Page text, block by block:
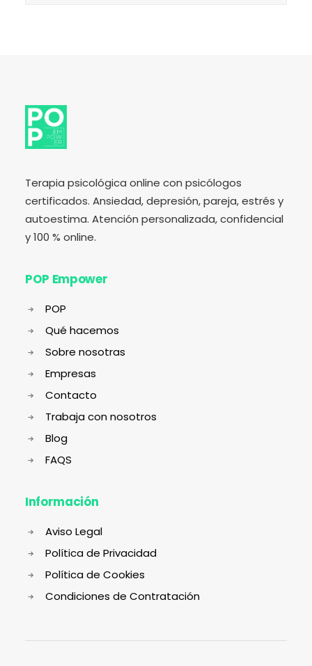
Terapia psicológica online con psicólogos
certificados. Ansiedad, depresión, pareja, estrés y
autoestima. Atención personalizada, confidencial
y 100 % online.
POP Empower
POP
Qué hacemos
Sobre nosotras
Empresas
Contacto
Trabaja con nosotros
Blog
FAQS
Información
Aviso Legal
Política de Privacidad
Política de Cookies
Condiciones de Contratación